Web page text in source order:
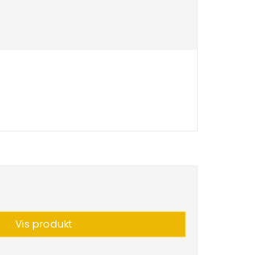
Vis produkt